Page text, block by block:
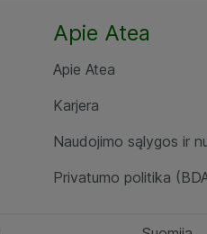
Apie Atea
Apie Atea
Karjera
Naudojimo sąlygos ir
Privatumo politika